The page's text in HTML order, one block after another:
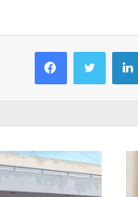
Facebook Twitter